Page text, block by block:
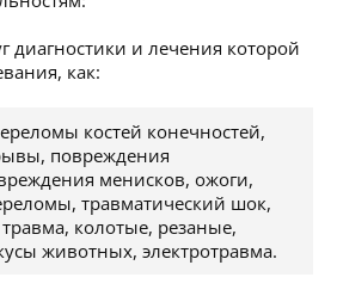
диагностики и лечения которой
как:
костей конечностей,
повреждения
менисков, ожоги,
травматический шок,
колотые, резаные,
животных, электротравма.